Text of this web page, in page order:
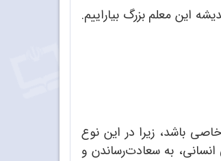
این معلم بزرگ بیاراییم.
باشد، زیرا در این نوع
به سعادت‌رساندن و